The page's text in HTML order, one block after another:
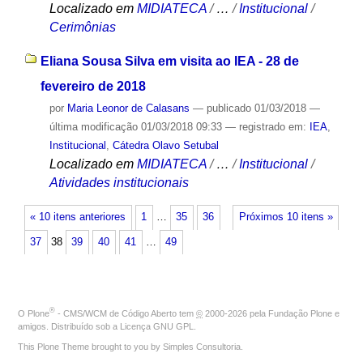
Localizado em MIDIATECA /…/Institucional /
Cerimônias
Eliana Sousa Silva em visita ao IEA - 28 de
fevereiro de 2018
por Maria Leonor de Calasans — publicado01/03/2018 —
última modificação01/03/2018 09:33 — registrado em: IEA,
Institucional , Cátedra Olavo Setubal
Localizado em MIDIATECA /…/Institucional /
Atividades institucionais
« 10 itens anteriores Próximos 10 itens »
1 … 35 36
37 38 39 40 41 … 49
O Plone® - CMS/WCM de Código Aberto tem © 2000-2026 pela Fundação Plone e
amigos. Distribuído sob a Licença GNU GPL
This Plone Theme brought to you by Simples Consultoria